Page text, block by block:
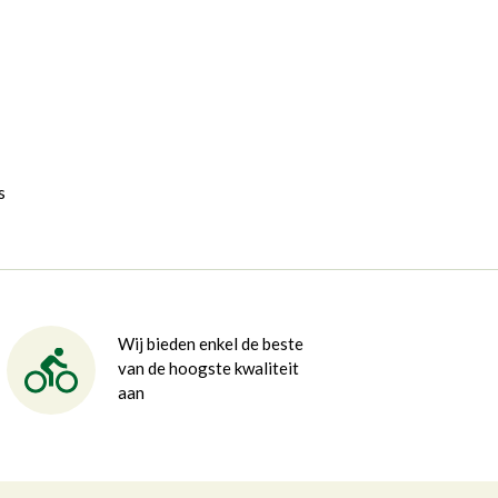
Wij bieden enkel de beste
van de hoogste kwaliteit
aan